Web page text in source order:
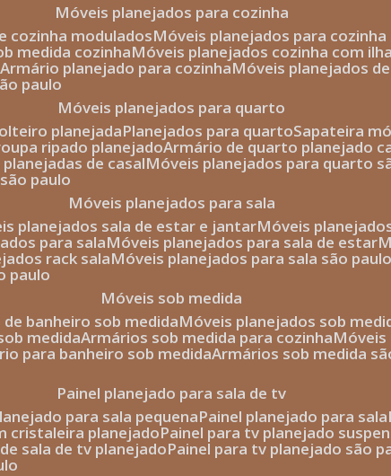
móveis planejados para cozinha
cozinha modulados móveis planejados para
medida cozinha móveis planejados cozinha com
armário planejado para cozinha móveis planejados
paulo
móveis planejados para quarto
planejada planejados para quarto sapateira
ripado planejado armário de quarto planejado
planejadas de casal móveis planejados para quarto
paulo
móveis planejados para sala
planejados sala de estar e jantar móveis
para sala móveis planejados para sala de estar
rack sala móveis planejados para sala são paulo
paulo
móveis sob medida
de banheiro sob medida móveis planejados sob
sob medida armários sob medida para cozinha
para banheiro sob medida armários sob medida
painel planejado para sala de tv
para sala pequena painel planejado para sala
cristaleira planejado painel para tv planejado
de sala de tv planejado painel para tv planejado são